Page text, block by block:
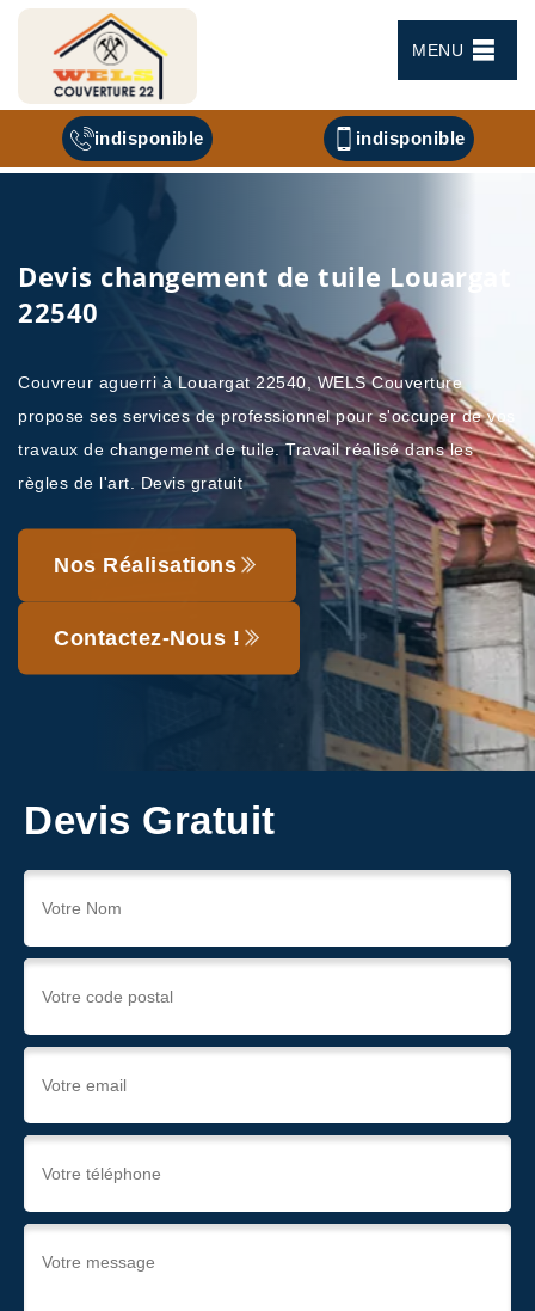
MENU
indisponible indisponible
Devis changement de tuile Louargat
22540
Couvreur aguerri à Louargat 22540, WELS Couverture
propose ses services de professionnel pour s'occuper de vos
travaux de changement de tuile. Travail réalisé dans les
règles de l'art. Devis gratuit
Nos Réalisations
Contactez-Nous !
Devis Gratuit